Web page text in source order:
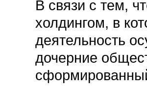
В связи с тем,
холдингом, в
деятельность
дочерние